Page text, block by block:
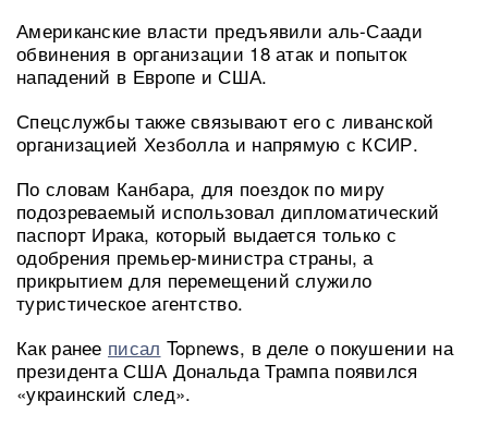
Американские власти предъявили аль-Саади
обвинения в организации 18 атак и попыток
нападений в Европе и США.
Спецслужбы также связывают его с ливанской
организацией Хезболла и напрямую с КСИР.
По словам Канбара, для поездок по миру
подозреваемый использовал дипломатический
паспорт Ирака, который выдается только с
одобрения премьер-министра страны, а
прикрытием для перемещений служило
туристическое агентство.
Как ранее писал Topnews, в деле о покушении на
президента США Дональда Трампа появился
«украинский след».